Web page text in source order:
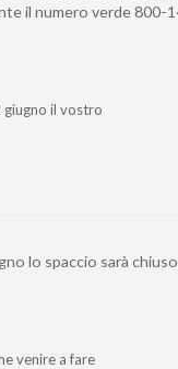
il numero verde 800-
giugno il vostro
lo spaccio sarà
venire a fare